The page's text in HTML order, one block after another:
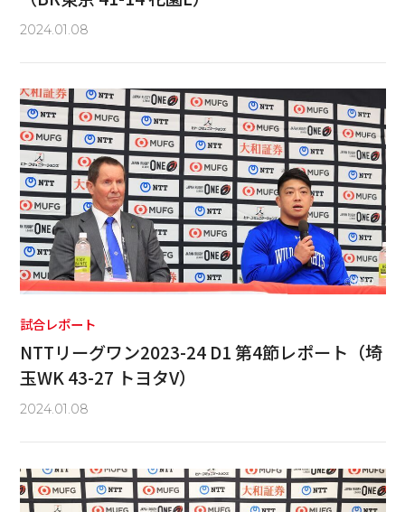
2024.01.08
試合レポート
NTTリーグワン2023-24 D1 第4節レポート（埼
玉WK 43-27 トヨタV）
2024.01.08